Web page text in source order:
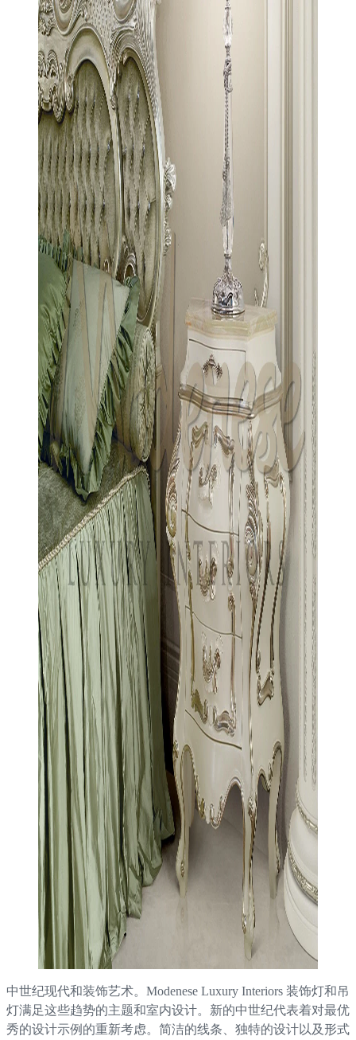
中世纪现代和装饰艺术。Modenese Luxury Interiors 装饰灯和吊
灯满足这些趋势的主题和室内设计。新的中世纪代表着对最优
秀的设计示例的重新考虑。简洁的线条、独特的设计以及形式